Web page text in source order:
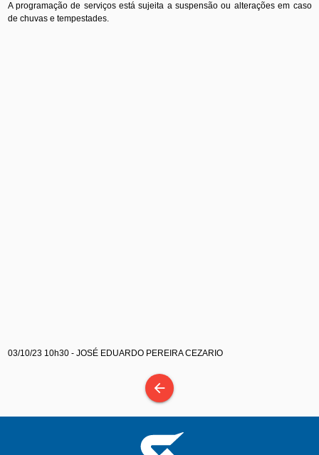
A programação de serviços está sujeita a suspensão ou alterações em caso
de chuvas e tempestades.
03/10/23 10h30 - JOSÉ EDUARDO PEREIRA CEZARIO
arrow_back